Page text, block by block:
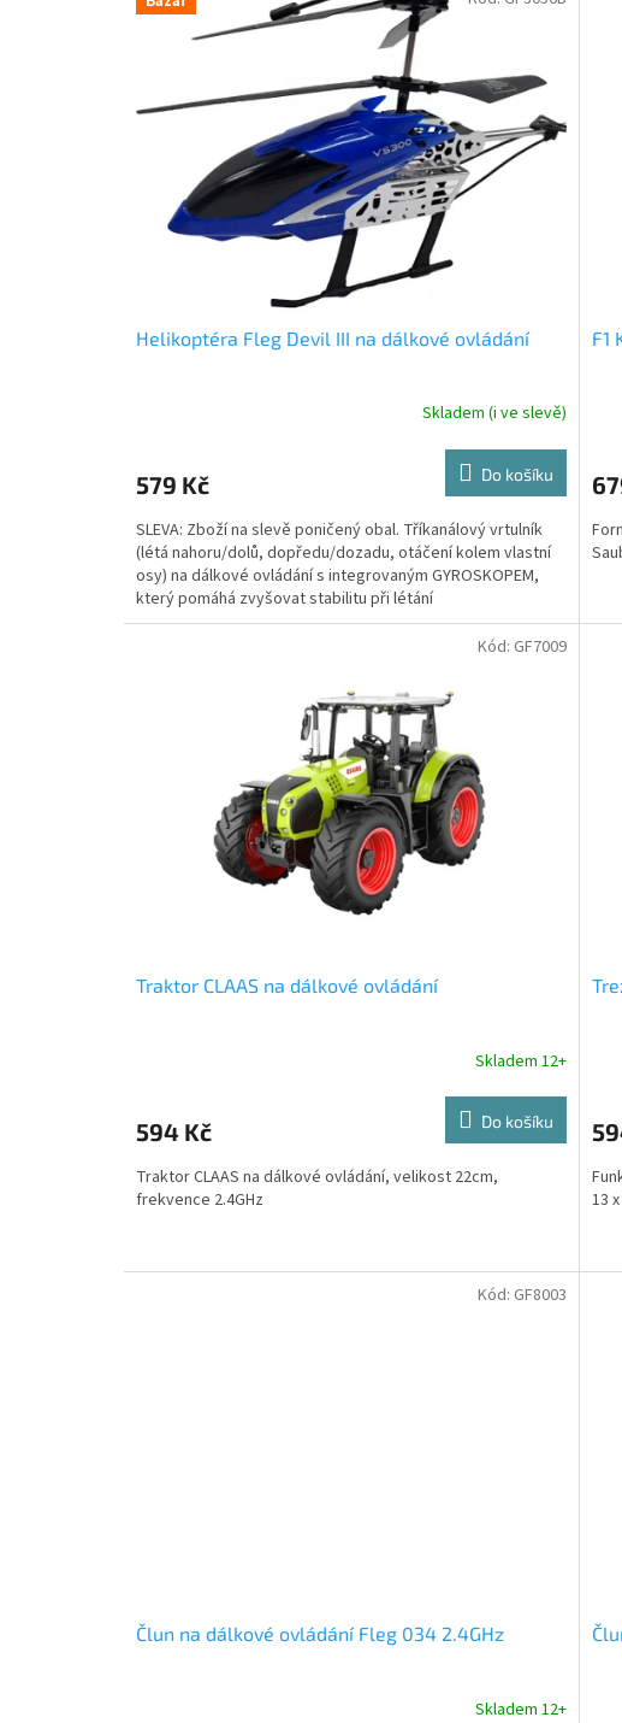
p
Helikoptéra Fleg Devil III na dálkové ovládání
Skladem (i ve slevě)
579 Kč Do košíku
SLEVA: Zboží na slevě poničený obal. Tříkanálový vrtulník
(létá nahoru/dolů, dopředu/dozadu, otáčení kolem vlastní
osy) na dálkové ovládání s integrovaným GYROSKOPEM,
který pomáhá zvyšovat stabilitu při létání
F1
Traktor CLAAS na dálkové ovládání
Skladem 12+
594 Kč Do košíku
Traktor CLAAS na dálkové ovládání, velikost 22cm,
frekvence 2.4GHz
Kód: GF7009
13
Člun na dálkové ovládání Fleg 034 2.4GHz
Skladem 12+
Kód: GF8003